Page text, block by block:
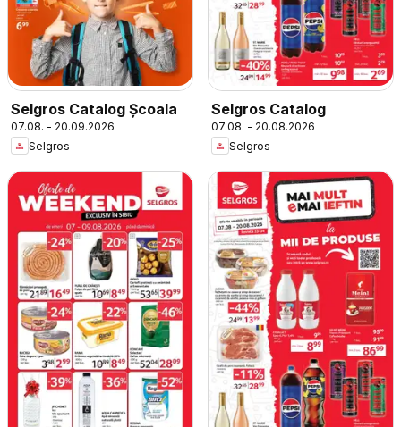
Selgros Catalog Şcoala
07.08. - 20.09.2026
Selgros
Selgros Catalog
07.08. - 20.08.2026
Selgros